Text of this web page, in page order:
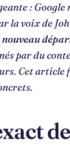
:
la voix de
nouveau
par du
Cet article